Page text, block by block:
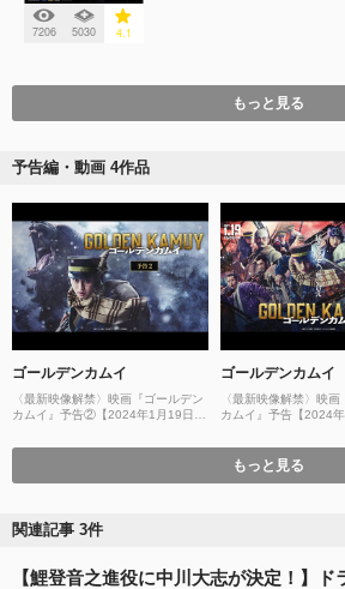
7206 5030 4.1
もっと見る
予告編・動画 4作品
ゴールデンカムイ
〈最新映像解禁〉映画『ゴールデン
カムイ』予告②【2024年1月19日
ゴールデンカムイ
〈最新映像解禁〉映
カムイ』予告【2024年
もっと見る
関連記事 3件
【鯉登音之進役に中川大志が決定！】